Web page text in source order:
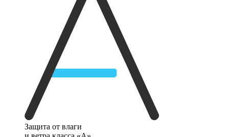
Защита от влаги